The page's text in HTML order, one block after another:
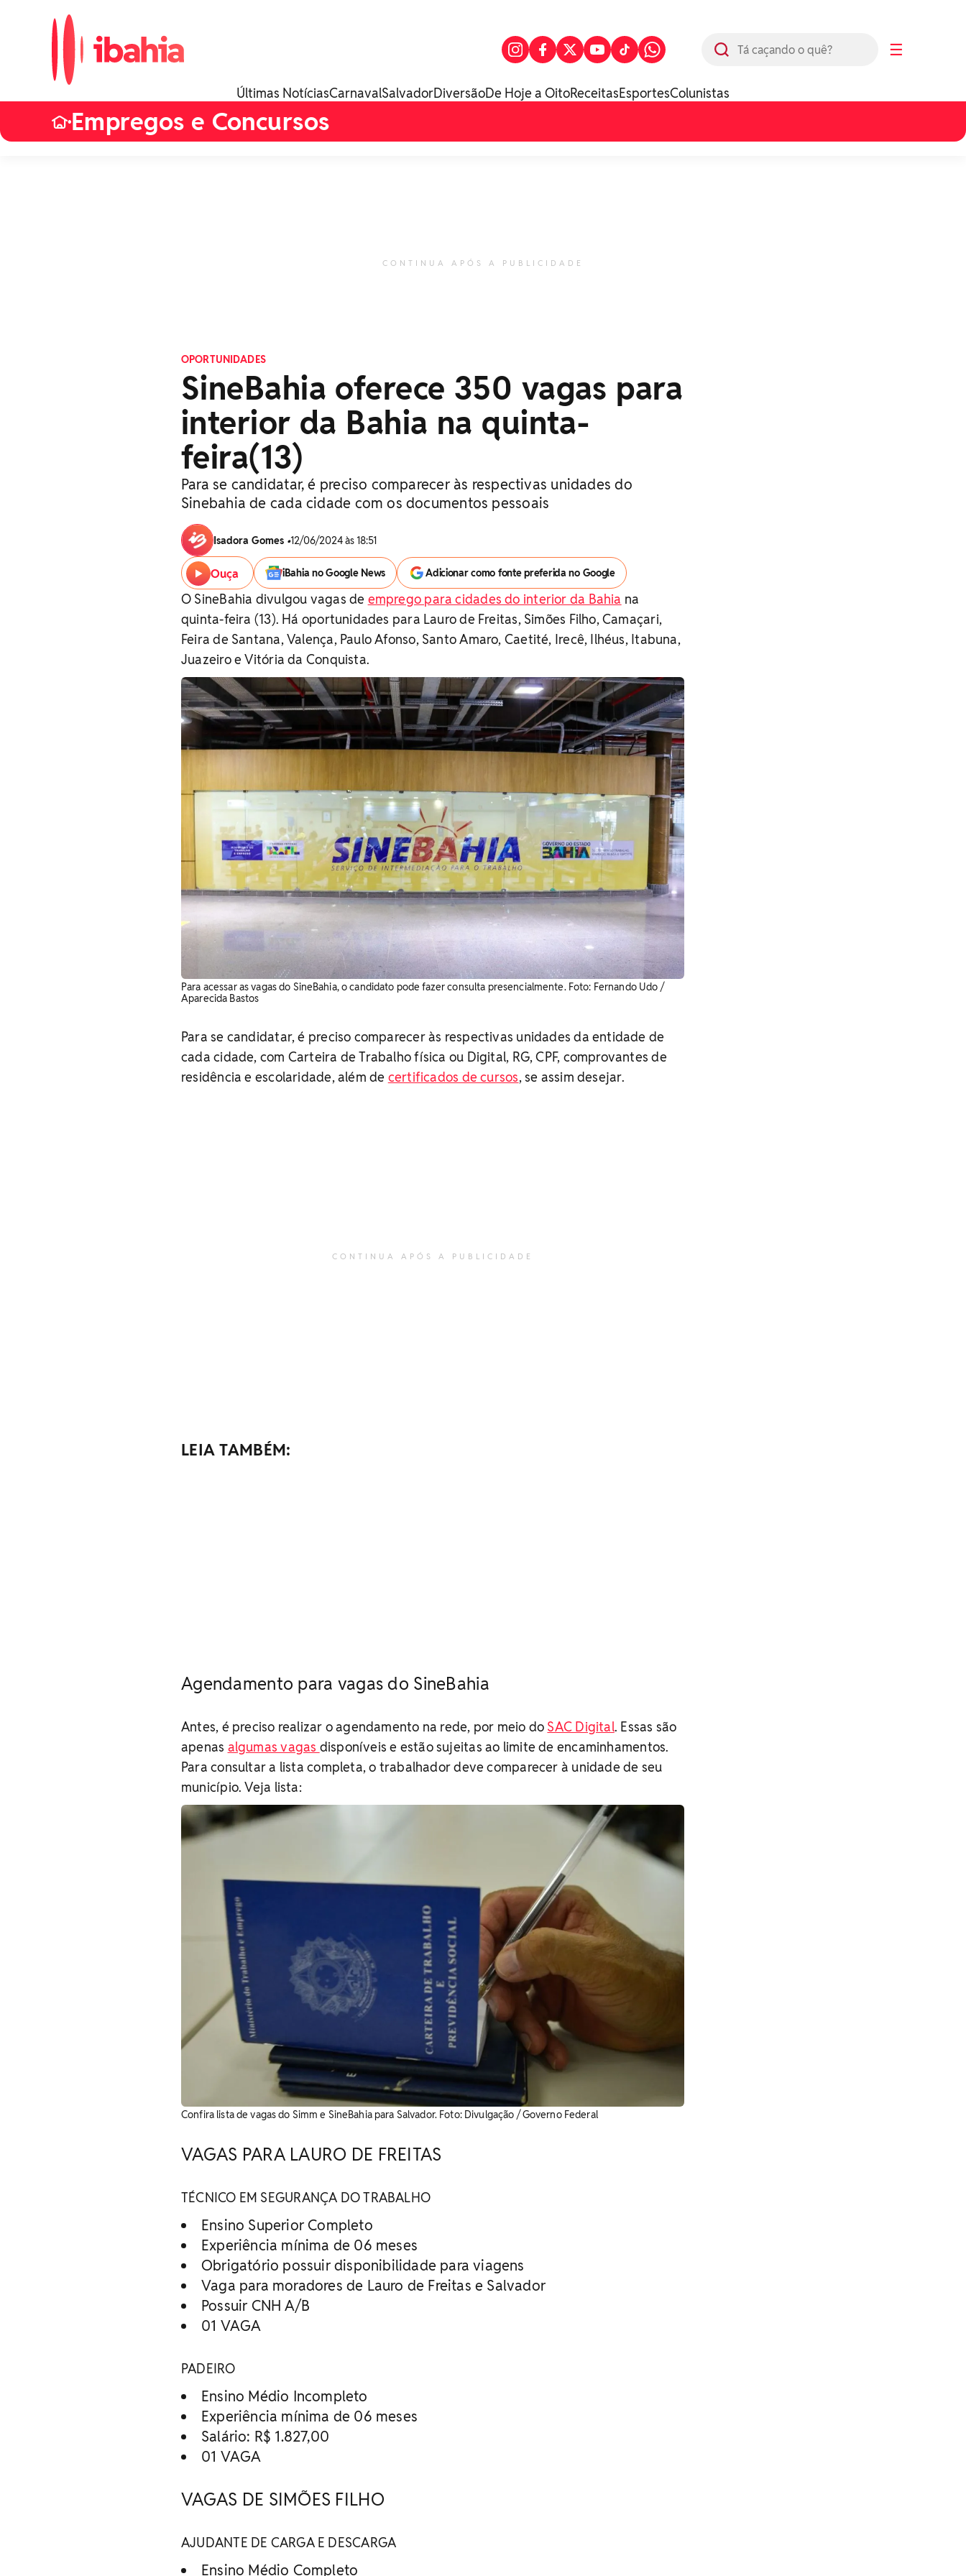
☰
Últimas NotíciasCarnavalSalvadorDiversãoDe Hoje a OitoReceitasEsportesColunistas
•Empregos e Concursos
CONTINUA APÓS A PUBLICIDADE
OPORTUNIDADES
SineBahia oferece 350 vagas para
interior da Bahia na quinta-
feira(13)
Para se candidatar, é preciso comparecer às respectivas unidades do
Sinebahia de cada cidade com os documentos pessoais
Isadora Gomes •12/06/2024 às 18:51
Ouça iBahia no Google News Adicionar como fonte preferida no Google
O SineBahia divulgou vagas de emprego para cidades do interior da Bahia na
quinta-feira (13). Há oportunidades para Lauro de Freitas, Simões Filho, Camaçari,
Feira de Santana, Valença, Paulo Afonso, Santo Amaro, Caetité, Irecê, Ilhéus, Itabuna,
Juazeiro e Vitória da Conquista.
Para acessar as vagas do SineBahia, o candidato pode fazer consulta presencialmente. Foto: Fernando Udo /
Aparecida Bastos
Para se candidatar, é preciso comparecer às respectivas unidades da entidade de
cada cidade, com Carteira de Trabalho física ou Digital, RG, CPF, comprovantes de
residência e escolaridade, além de certificados de cursos, se assim desejar.
CONTINUA APÓS A PUBLICIDADE
LEIA TAMBÉM:
Agendamento para vagas do SineBahia
Antes, é preciso realizar o agendamento na rede, por meio do SAC Digital. Essas são
apenas algumas vagas disponíveis e estão sujeitas ao limite de encaminhamentos.
Para consultar a lista completa, o trabalhador deve comparecer à unidade de seu
município. Veja lista:
Confira lista de vagas do Simm e SineBahia para Salvador. Foto: Divulgação / Governo Federal
VAGAS PARA LAURO DE FREITAS
TÉCNICO EM SEGURANÇA DO TRABALHO
Ensino Superior Completo
Experiência mínima de 06 meses
Obrigatório possuir disponibilidade para viagens
Vaga para moradores de Lauro de Freitas e Salvador
Possuir CNH A/B
01 VAGA
PADEIRO
Ensino Médio Incompleto
Experiência mínima de 06 meses
Salário: R$ 1.827,00
01 VAGA
VAGAS DE SIMÕES FILHO
AJUDANTE DE CARGA E DESCARGA
Ensino Médio Completo